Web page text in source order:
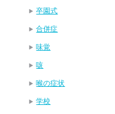
卒園式
合併症
味覚
咳
喉の症状
学校